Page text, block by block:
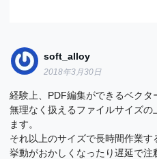
soft_alloy
2018年3月30日
経験上、PDF編集ができるベクタ
無理なく扱えるファイルサイズ
ます。
それ以上のサイズで長時間作業す
挙動がおかしくなったり遅延で注